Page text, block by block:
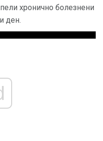
хронично болезнени
ден.